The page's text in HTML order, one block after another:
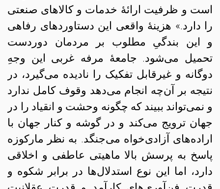
است و ظرفیت ارائهٔ خدمات و کالاهای صنعتی
را دارد.» هزینهٔ واقعی این دستاوردهای رفاهی
و این بندگیِ مطلوب بر مردمان دوردست
تحمیل می‌شود. جامعهٔ مرفه غربی این وجهِ
دوگانه و غیرقابل تفکیک را نادیده می‌گیرد، در
نتیجه بر آن‌چه انجام می‌دهد وقوف کامل ندارد
و نمی‌تواند ببیند که چگونه وحشت و انقیاد را در
جهان ترویج می‌کند و در گوشه و کنار جهان با
اراده‌های آزادی‌خواه می‌جنگد. به نظر مارکوزه
پاسخ به پرسش بالا ماهیتی عاطفی و اخلاقی
دارد، اما این نوع استدلال‌ها در برابر شکوه و